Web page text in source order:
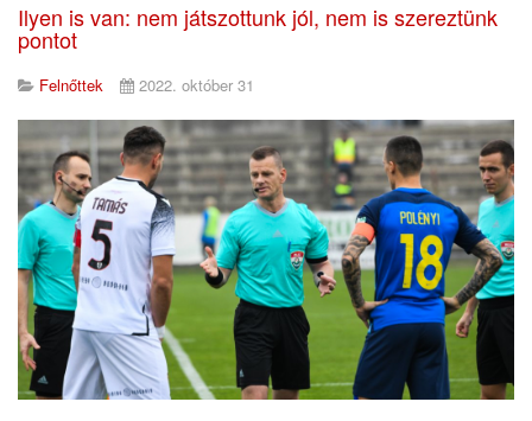
Ilyen is van: nem játszottunk jól, nem is szereztünk
pontot
Felnőttek 2022. október 31